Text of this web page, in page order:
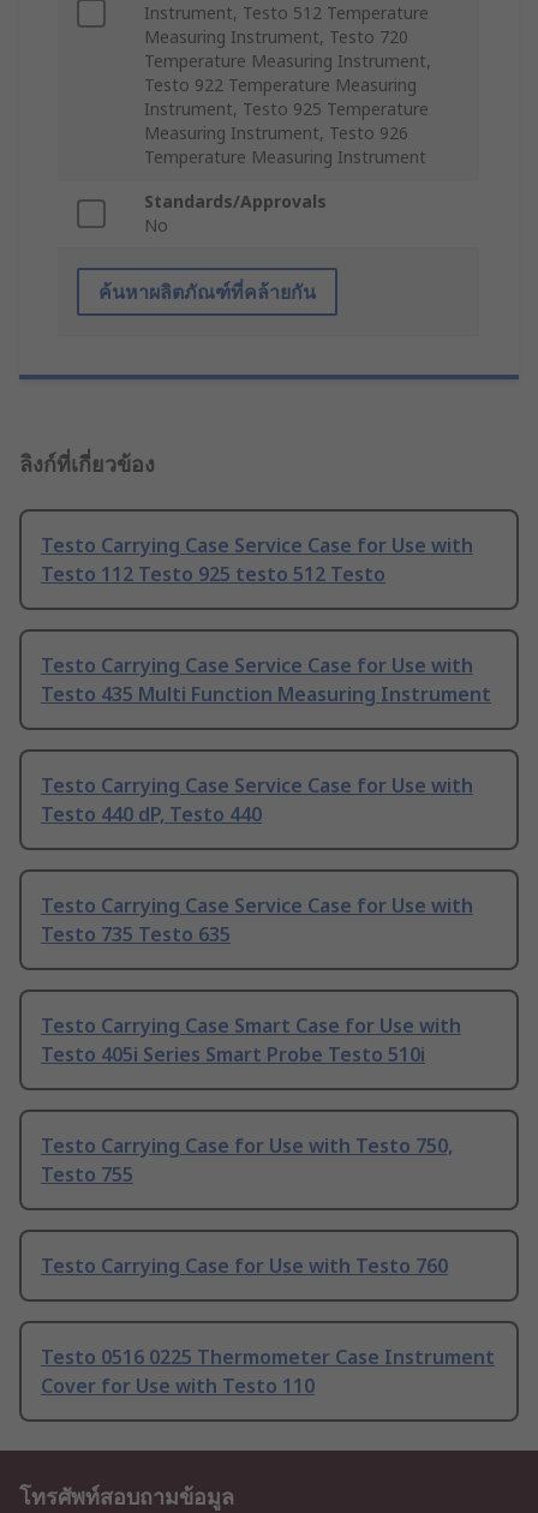
Instrument, Testo 512 Temperature
Measuring Instrument, Testo 720
Temperature Measuring Instrument,
Testo 922 Temperature Measuring
Instrument, Testo 925 Temperature
Measuring Instrument, Testo 926
Temperature Measuring Instrument
Standards/Approvals
No
ค้นหาผลิตภัณฑ์ที่คล้ายกัน
ลิงก์ที่เกี่ยวข้อง
Testo Carrying Case Service Case for Use with
Testo 112 Testo 925 testo 512 Testo
Testo Carrying Case Service Case for Use with
Testo 435 Multi Function Measuring Instrument
Testo Carrying Case Service Case for Use with
Testo 440 dP, Testo 440
Testo Carrying Case Service Case for Use with
Testo 735 Testo 635
Testo Carrying Case Smart Case for Use with
Testo 405i Series Smart Probe Testo 510i
Testo Carrying Case for Use with Testo 750,
Testo 755
Testo Carrying Case for Use with Testo 760
Testo 0516 0225 Thermometer Case Instrument
Cover for Use with Testo 110
โทรศัพท์สอบถามข้อมูล